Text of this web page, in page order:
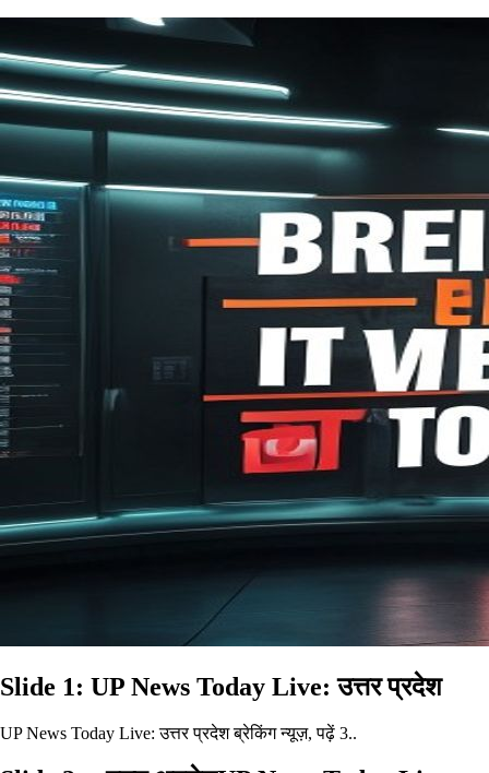
Slide 1: UP News Today Live: उत्तर प्रदेश
UP News Today Live: उत्तर प्रदेश ब्रेकिंग न्यूज़, पढ़ें 3..